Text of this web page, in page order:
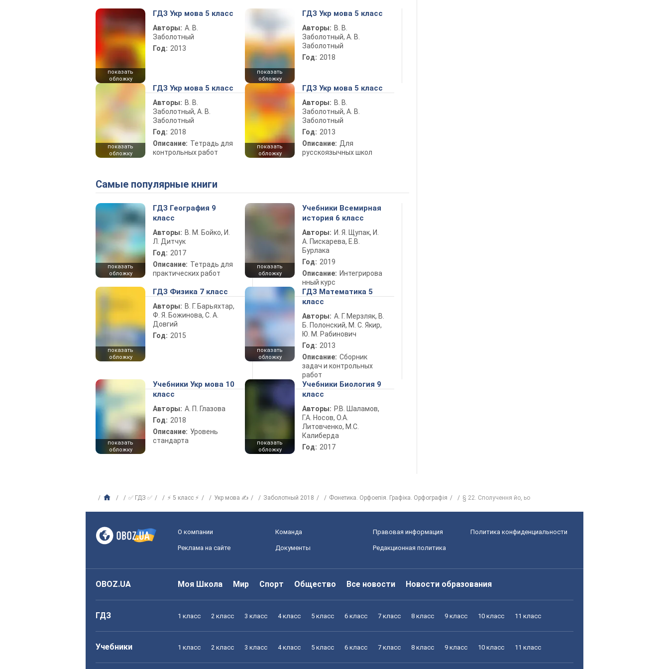
показать
обложку
ГДЗ Укр мова 5 класс
Авторы: А. В.
Заболотный
Год: 2013
показать
обложку
ГДЗ Укр мова 5 класс
Авторы: В. В.
Заболотный, А. В.
Заболотный
Год: 2018
показать
обложку
ГДЗ Укр мова 5 класс
Авторы: В. В.
Заболотный, А. В.
Заболотный
Год: 2018
Описание: Тетрадь для
контрольных работ
показать
обложку
ГДЗ Укр мова 5 класс
Авторы: В. В.
Заболотный, А. В.
Заболотный
Год: 2013
Описание: Для
русскоязычных школ
Самые популярные книги
показать
обложку
ГДЗ География 9
класс
Авторы: В. М. Бойко, И.
Л. Дитчук
Год: 2017
Описание: Тетрадь для
практических работ
показать
обложку
Учебники Всемирная
история 6 класс
Авторы: И. Я. Щупак, И.
А. Пискарева, Е.В.
Бурлака
Год: 2019
Описание: Интегрирова
нный курс
показать
обложку
ГДЗ Физика 7 класс
Авторы: В. Г. Барьяхтар,
Ф. Я. Божинова, С. А.
Довгий
Год: 2015
показать
обложку
ГДЗ Математика 5
класс
Авторы: А. Г. Мерзляк, В.
Б. Полонский, М. С. Якир,
Ю. М. Рабинович
Год: 2013
Описание: Сборник
задач и контрольных
работ
показать
обложку
Учебники Укр мова 10
класс
Авторы: А. П. Глазова
Год: 2018
Описание: Уровень
стандарта
показать
обложку
Учебники Биология 9
класс
Авторы: Р.В. Шаламов,
Г.А. Носов, О.А.
Литовченко, М.С.
Калиберда
Год: 2017
✅ ГДЗ ✅ ⚡ 5 класс ⚡ Укр мова ✍ Заболотный 2018 Фонетика. Орфоепія. Графіка. Орфографія § 22. Сполучення йо, ьо
О компании Команда Правовая информация Политика конфиденциальности
Реклама на сайте Документы Редакционная политика
OBOZ.UA Моя Школа Мир Спорт Общество Все новости Новости образования
ГДЗ 1 класс 2 класс 3 класс 4 класс 5 класс 6 класс 7 класс 8 класс 9 класс 10 класс 11 класс
Учебники 1 класс 2 класс 3 класс 4 класс 5 класс 6 класс 7 класс 8 класс 9 класс 10 класс 11 класс